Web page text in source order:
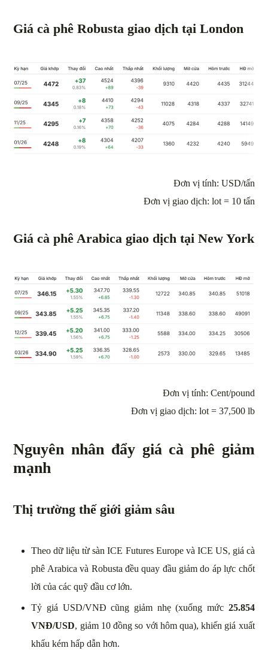
Giá cà phê Robusta giao dịch tại London
Đơn vị tính: USD/tấn
Đơn vị giao dịch: lot = 10 tấn
Giá cà phê Arabica giao dịch tại New York
Đơn vị tính: Cent/pound
Đơn vị giao dịch: lot = 37,500 lb
Nguyên nhân đẩy giá cà phê giảm
mạnh
Thị trường thế giới giảm sâu
Theo dữ liệu từ sàn ICE Futures Europe và ICE US, giá cà
phê Arabica và Robusta đều quay đầu giảm do áp lực chốt
lời của các quỹ đầu cơ lớn.
Tỷ giá USD/VNĐ cũng giảm nhẹ (xuống mức 25.854
VNĐ/USD, giảm 10 đồng so với hôm qua), khiến giá xuất
khẩu kém hấp dẫn hơn.